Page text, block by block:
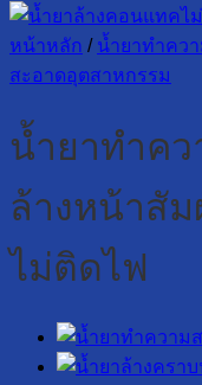
หน้าหลัก / น้ำยาทำคว
สะอาดอุตสาหกรรม
น้ำยาทำค
ล้างหน้าสั
ไม่ติดไฟ